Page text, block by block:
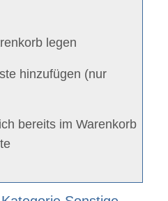
legen
hinzufügen (nur
bereits im Warenkorb